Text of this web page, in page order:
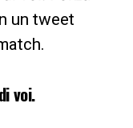
un tweet
voi.